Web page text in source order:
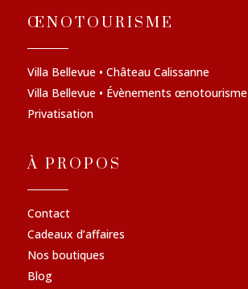
ŒNOTOURISME
Villa Bellevue • Château Calissanne
Villa Bellevue • Évènements œnotourisme
Privatisation
À PROPOS
Contact
Cadeaux d’affaires
Nos boutiques
Blog